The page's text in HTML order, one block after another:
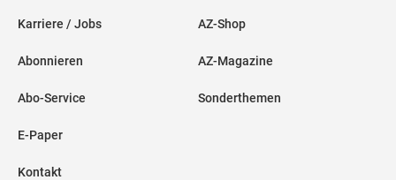
Karriere / Jobs
Abonnieren
Abo-Service
E-Paper
Kontakt
AZ-Shop
AZ-Magazine
Sonderthemen